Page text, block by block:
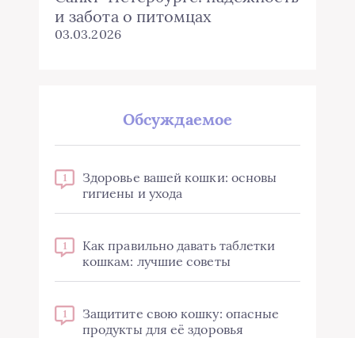
и забота о питомцах
03.03.2026
Обсуждаемое
1
Здоровье вашей кошки: основы
гигиены и ухода
1
Как правильно давать таблетки
кошкам: лучшие советы
1
Защитите свою кошку: опасные
продукты для её здоровья